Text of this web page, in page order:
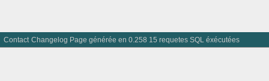
Contact Changelog Page générée en 0.258 15 requetes SQL éxécutées